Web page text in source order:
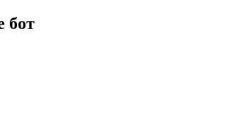
бот